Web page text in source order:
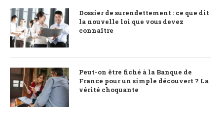
Dossier de surendettement : ce que dit
la nouvelle loi que vous devez
connaître
Peut-on être fiché à la Banque de
France pour un simple découvert ? La
vérité choquante